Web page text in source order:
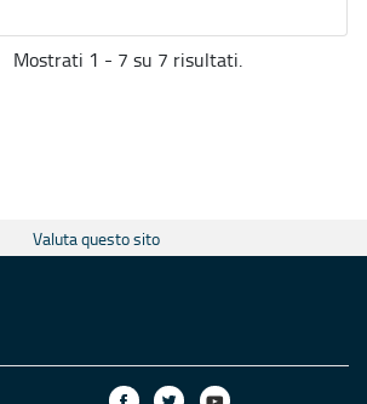
Mostrati 1 - 7 su 7 risultati.
Valuta questo sito